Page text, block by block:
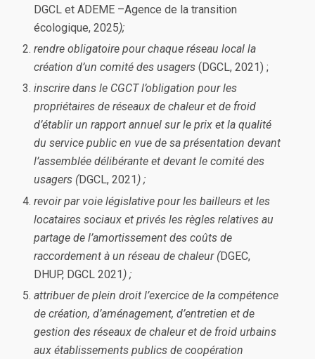
DGCL et ADEME –Agence de la transition
écologique, 2025);
rendre obligatoire pour chaque réseau local la
création d’un comité des usagers(DGCL, 2021) ;
inscrire dans le CGCT l’obligation pour les
propriétaires de réseaux de chaleur et de froid
d’établir un rapport annuel sur le prix et la qualité
du service public en vue de sa présentation devant
l’assemblée délibérante et devant le comité des
usagers (DGCL, 2021 ) ;
revoir par voie législative pour les bailleurs et les
locataires sociaux et privés les règles relatives au
partage de l’amortissement des coûts de
raccordement à un réseau de chaleur (DGEC,
DHUP, DGCL 2021) ;
attribuer de plein droit l’exercice de la compétence
de création, d’aménagement, d’entretien et de
gestion des réseaux de chaleur et de froid urbains
aux établissements publics de coopération